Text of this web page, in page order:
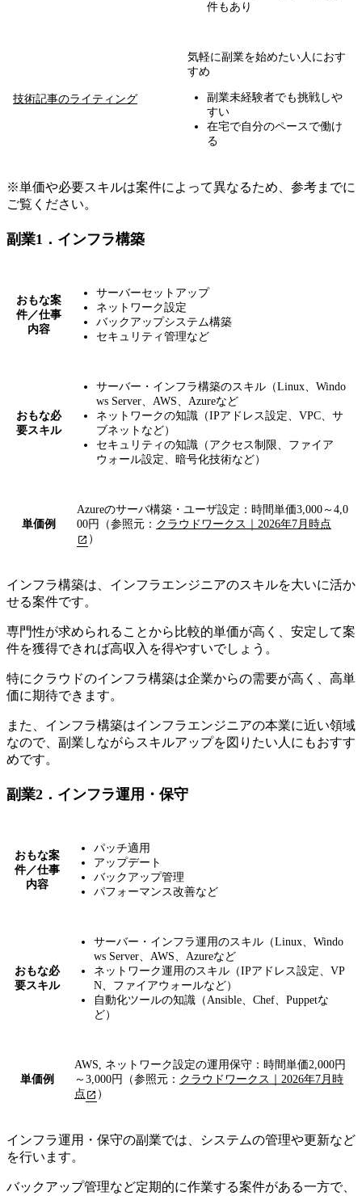
件もあり
技術記事のライティング
気軽に副業を始めたい人におす
すめ
副業未経験者でも挑戦しや
すい
在宅で自分のペースで働け
る
※単価や必要スキルは案件によって異なるため、参考までに
ご覧ください。
副業1．インフラ構築
おもな案
件／仕事
内容
サーバーセットアップ
ネットワーク設定
バックアップシステム構築
セキュリティ管理など
おもな必
要スキル
サーバー・インフラ構築のスキル（Linux、Windo
ws Server、AWS、Azureなど
ネットワークの知識（IPアドレス設定、VPC、サ
ブネットなど）
セキュリティの知識（アクセス制限、ファイア
ウォール設定、暗号化技術など）
単価例
Azureのサーバ構築・ユーザ設定：時間単価3,000～4,0
00円（参照元： クラウドワークス｜2026年7月時点
）
インフラ構築は、インフラエンジニアのスキルを大いに活か
せる案件です。
専門性が求められることから比較的単価が高く、安定して案
件を獲得できれば高収入を得やすいでしょう。
特にクラウドのインフラ構築は企業からの需要が高く、高単
価に期待できます。
また、インフラ構築はインフラエンジニアの本業に近い領域
なので、副業しながらスキルアップを図りたい人にもおすす
めです。
副業2．インフラ運用・保守
おもな案
件／仕事
内容
パッチ適用
アップデート
バックアップ管理
パフォーマンス改善など
おもな必
要スキル
サーバー・インフラ運用のスキル（Linux、Windo
ws Server、AWS、Azureなど
ネットワーク運用のスキル（IPアドレス設定、VP
N、ファイアウォールなど）
自動化ツールの知識（Ansible、Chef、Puppetな
ど）
単価例
AWS, ネットワーク設定の運用保守：時間単価2,000円
～3,000円（参照元： クラウドワークス｜2026年7月時
点
）
インフラ運用・保守の副業では、システムの管理や更新など
を行います。
バックアップ管理など定期的に作業する案件がある一方で、